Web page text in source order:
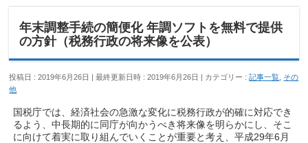
年末調整手続の簡便化 年調ソフトを無料で提供
の方針（税務行政の将来像を公表）
投稿日 : 2019年6月26日 最終更新日時 : 2019年6月26日 カテゴリー :記事一覧 その
他
国税庁では、経済社会の急激な変化に税務行政が的確に対応でき
るよう、中長期的に同庁が向かうべき将来像を明らかにし、そこ
に向けて着実に取り組んでいくことが重要と考え、平成29年6月